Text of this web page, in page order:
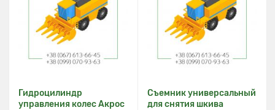
Гидроцилиндр
управления колес Акрос
Съемник универсальный
для снятия шкива